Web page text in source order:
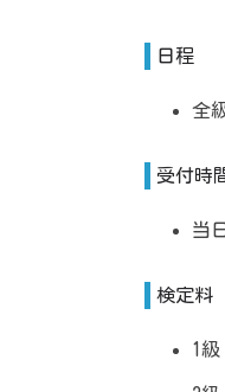
日程
全
受付時
当
検定料
1